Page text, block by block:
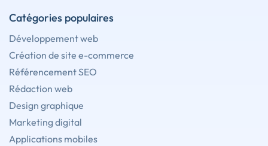
Catégories populaires
Développement web
Création de site e-commerce
Référencement SEO
Rédaction web
Design graphique
Marketing digital
Applications mobiles